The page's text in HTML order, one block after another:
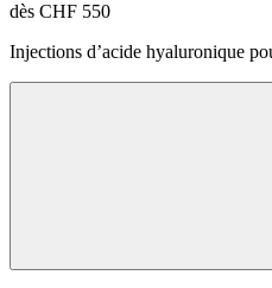
dès CHF 550
Injections d’acide hyaluronique